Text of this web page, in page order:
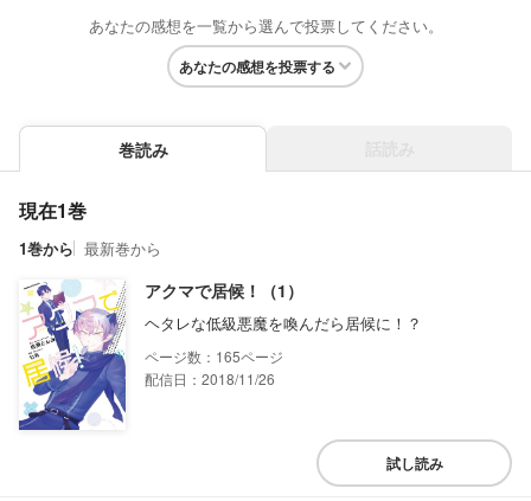
あなたの感想を一覧から選んで投票してください。
あなたの感想を投票する
巻読み
現在1巻
1巻から 最新巻から
アクマで居候！（1）
ヘタレな低級悪魔を喚んだら居候に！？
165
配信日：2018/11/26
試し読み